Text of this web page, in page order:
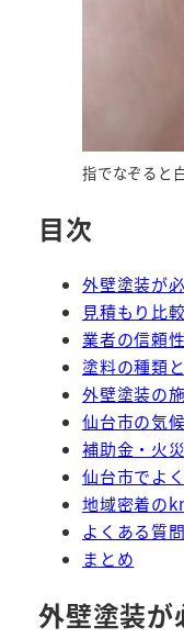
指でなぞると
目次
外壁塗装が
見積もり比
業者の信頼
塗料の種類
外壁塗装の
仙台市の気
補助金・火
仙台市でよ
地域密着の
よくある質
まとめ
外壁塗装が